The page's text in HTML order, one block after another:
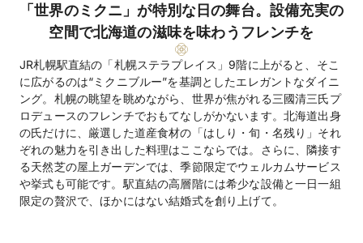
「世界のミクニ」が特別な日の舞台。設備充実の
空間で北海道の滋味を味わうフレンチを
JR札幌駅直結の「札幌ステラプレイス」9階に上がると、そこ
に広がるのは“ミクニブルー”を基調としたエレガントなダイニ
ング。札幌の眺望を眺めながら、世界が焦がれる三國清三氏プ
ロデュースのフレンチでおもてなしがかないます。北海道出身
の氏だけに、厳選した道産食材の「はしり・旬・名残り」それ
ぞれの魅力を引き出した料理はここならでは。さらに、隣接す
る天然芝の屋上ガーデンでは、季節限定でウェルカムサービス
や挙式も可能です。駅直結の高層階には希少な設備と一日一組
限定の贅沢で、ほかにはない結婚式を創り上げて。